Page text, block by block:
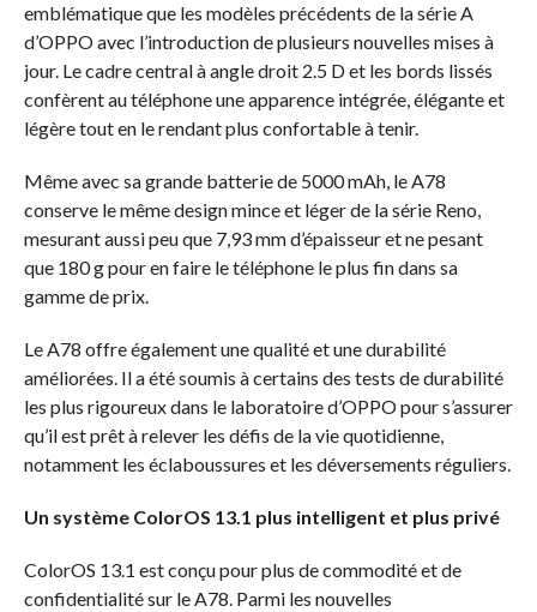
emblématique que les modèles précédents de la série A
d’OPPO avec l’introduction de plusieurs nouvelles mises à
jour. Le cadre central à angle droit 2.5 D et les bords lissés
confèrent au téléphone une apparence intégrée, élégante et
légère tout en le rendant plus confortable à tenir.
Même avec sa grande batterie de 5000 mAh, le A78
conserve le même design mince et léger de la série Reno,
mesurant aussi peu que 7,93 mm d’épaisseur et ne pesant
que 180 g pour en faire le téléphone le plus fin dans sa
gamme de prix.
Le A78 offre également une qualité et une durabilité
améliorées. Il a été soumis à certains des tests de durabilité
les plus rigoureux dans le laboratoire d’OPPO pour s’assurer
qu’il est prêt à relever les défis de la vie quotidienne,
notamment les éclaboussures et les déversements réguliers.
Un système ColorOS 13.1 plus intelligent et plus privé
ColorOS 13.1 est conçu pour plus de commodité et de
confidentialité sur le A78. Parmi les nouvelles